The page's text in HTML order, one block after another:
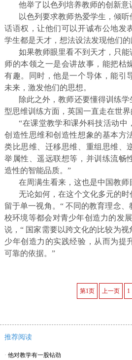
他举了以色列培养教师的创新意
以色列要求教师热爱学生，倾
话语权，让他们可以开诚布公地发
学生都是天才，想法设法发现他们的
如果教师眼里看不到天才，只
师的本领之一是会讲故事，能把枯
有趣。同时，他是一个导体，能引
未来，激发他们的思想。
除此之外，教师还要懂得训练
型思维训练方面，英国一直走在世界
“在课堂教学和课外科技活动中
创造性思维和创造性想象的基本方
类比思维、迁移思维、重组思维、
举属性、遥远联想等，并训练流畅
造性的智能品质。”
在周满生看来，这也是中国教师
无论如何，在这个文化多元的
留于单一视角。“ 不同的教育理念
校环境等都会对青少年创造力的发
说，“ 国家需要以跨文化的比较为
少年创造力的实践经验，从而为提
可靠的依据。”
第1页 上一页 1
推荐阅读
· 他对教学有一股钻劲